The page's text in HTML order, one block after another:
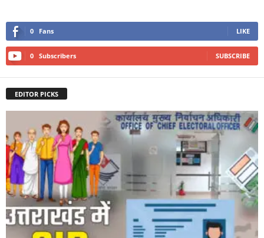
0 Fans LIKE
0 Subscribers SUBSCRIBE
EDITOR PICKS